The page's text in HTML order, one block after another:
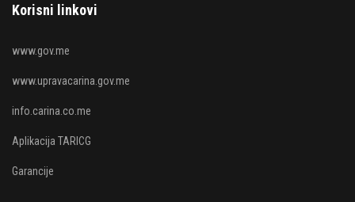
Korisni linkovi
www.gov.me
www.upravacarina.gov.me
info.carina.co.me
Aplikacija TARICG
Garancije